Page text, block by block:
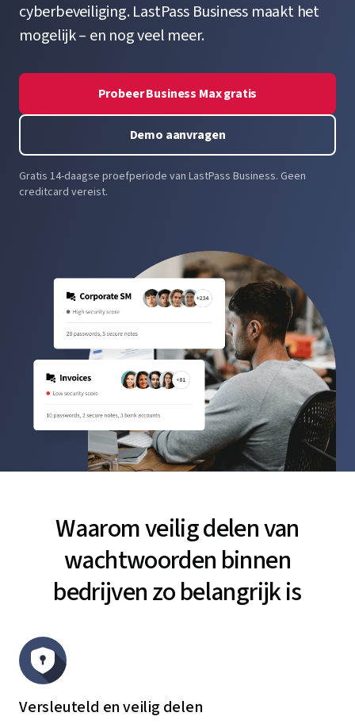
cyberbeveiliging. LastPass Business maakt het
mogelijk – en nog veel meer.
Probeer Business Max gratis
Demo aanvragen
Gratis 14-daagse proefperiode van LastPass Business. Geen
creditcard vereist.
Waarom veilig delen van
wachtwoorden binnen
bedrijven zo belangrijk is
Versleuteld en veilig delen